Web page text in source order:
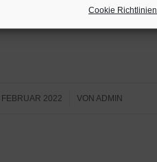
Cookie Richtlinien
FEBRUAR 2022
/ VONADMIN